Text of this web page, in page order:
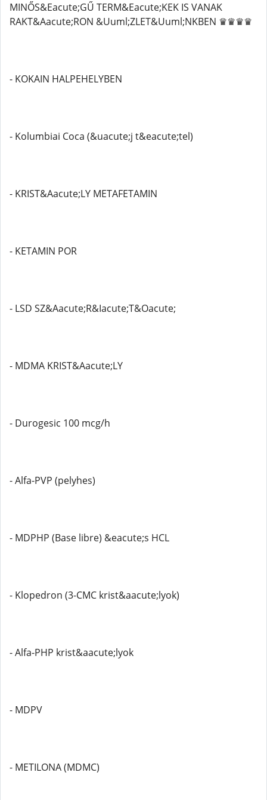
MINŐS&Eacute;GŰ TERM&Eacute;KEK IS VANAK
RAKT&Aacute;RON &Uuml;ZLET&Uuml;NKBEN ♛♛♛♛
- KOKAIN HALPEHELYBEN
- Kolumbiai Coca (&uacute;j t&eacute;tel)
- KRIST&Aacute;LY METAFETAMIN
- KETAMIN POR
- LSD SZ&Aacute;R&Iacute;T&Oacute;
- MDMA KRIST&Aacute;LY
- Durogesic 100 mcg/h
- Alfa-PVP (pelyhes)
- MDPHP (Base libre) &eacute;s HCL
- Klopedron (3-CMC krist&aacute;lyok)
- Alfa-PHP krist&aacute;lyok
- MDPV
- METILONA (MDMC)